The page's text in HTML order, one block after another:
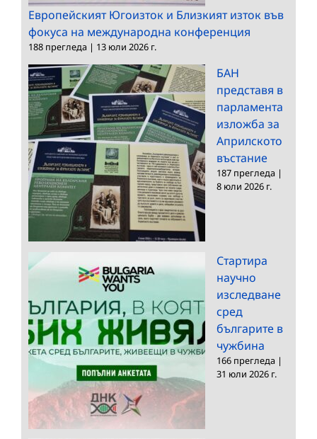
Европейският Югоизток и Близкият изток във
фокуса на международна конференция
188 прегледа | 13 юли 2026 г.
БАН
представя в
парламента
изложба за
Априлското
въстание
187 прегледа |
8 юли 2026 г.
Стартира
научно
изследване
сред
българите в
чужбина
166 прегледа |
31 юли 2026 г.